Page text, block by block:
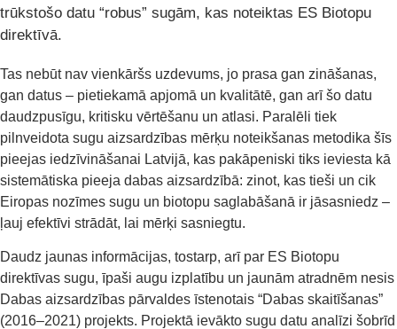
trūkstošo datu “robus” sugām, kas noteiktas ES Biotopu
direktīvā.
Tas nebūt nav vienkāršs uzdevums, jo prasa gan zināšanas,
gan datus – pietiekamā apjomā un kvalitātē, gan arī šo datu
daudzpusīgu, kritisku vērtēšanu un atlasi. Paralēli tiek
pilnveidota sugu aizsardzības mērķu noteikšanas metodika šīs
pieejas iedzīvināšanai Latvijā, kas pakāpeniski tiks ieviesta kā
sistemātiska pieeja dabas aizsardzībā: zinot, kas tieši un cik
Eiropas nozīmes sugu un biotopu saglabāšanā ir jāsasniedz –
ļauj efektīvi strādāt, lai mērķi sasniegtu.
Daudz jaunas informācijas, tostarp, arī par ES Biotopu
direktīvas sugu, īpaši augu izplatību un jaunām atradnēm nesis
Dabas aizsardzības pārvaldes īstenotais “Dabas skaitīšanas”
(2016–2021) projekts. Projektā ievākto sugu datu analīzi šobrīd